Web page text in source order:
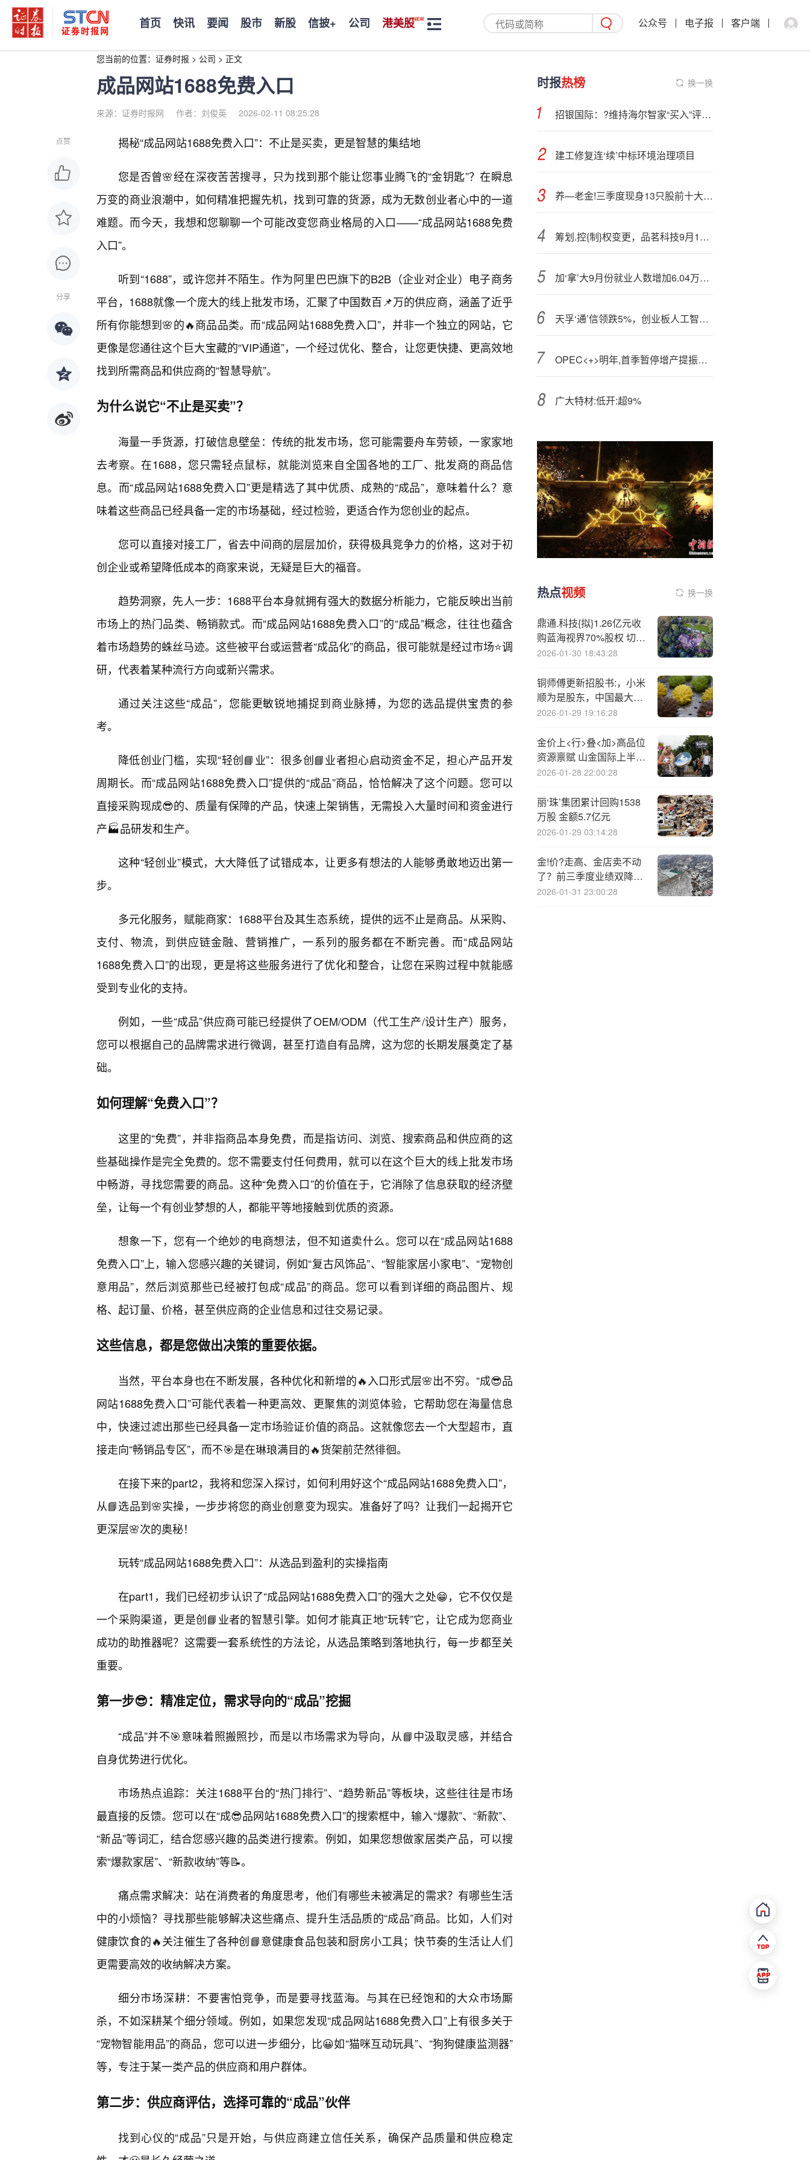
首页 快讯 要闻 股市 新股 信披+ 公司 港美股 公众号 电子报 客户端
您当前的位置： 证券时报 > 公司 > 正文
成品网站1688免费入口
来源：证券时报网 作者：刘俊英 2026-02-11 08:25:28
点赞
分享
揭秘“成品网站1688免费入口”：不止是买卖，更是智慧的集结地
您是否曾🌸经在深夜苦苦搜寻，只为找到那个能让您事业腾飞的“金钥匙”？在瞬息
万变的商业浪潮中，如何精准把握先机，找到可靠的货源，成为无数创业者心中的一道
难题。而今天，我想和您聊聊一个可能改变您商业格局的入口——“成品网站1688免费
入口”。
听到“1688”，或许您并不陌生。作为阿里巴巴旗下的B2B（企业对企业）电子商务
平台，1688就像一个庞大的线上批发市场，汇聚了中国数百📌万的供应商，涵盖了近乎
所有你能想到🌸的🔥商品品类。而“成品网站1688免费入口”，并非一个独立的网站，它
更像是您通往这个巨大宝藏的“VIP通道”，一个经过优化、整合，让您更快捷、更高效地
找到所需商品和供应商的“智慧导航”。
为什么说它“不止是买卖”？
海量一手货源，打破信息壁垒：传统的批发市场，您可能需要舟车劳顿，一家家地
去考察。在1688，您只需轻点鼠标，就能浏览来自全国各地的工厂、批发商的商品信
息。而“成品网站1688免费入口”更是精选了其中优质、成熟的“成品”，意味着什么？意
味着这些商品已经具备一定的市场基础，经过检验，更适合作为您创业的起点。
您可以直接对接工厂，省去中间商的层层加价，获得极具竞争力的价格，这对于初
创企业或希望降低成本的商家来说，无疑是巨大的福音。
趋势洞察，先人一步：1688平台本身就拥有强大的数据分析能力，它能反映出当前
市场上的热门品类、畅销款式。而“成品网站1688免费入口”的“成品”概念，往往也蕴含
着市场趋势的蛛丝马迹。这些被平台或运营者“成品化”的商品，很可能就是经过市场⭐调
研，代表着某种流行方向或新兴需求。
通过关注这些“成品”，您能更敏锐地捕捉到商业脉搏，为您的选品提供宝贵的参
考。
降低创业门槛，实现“轻创📘业”：很多创📘业者担心启动资金不足，担心产品开发
周期长。而“成品网站1688免费入口”提供的“成品”商品，恰恰解决了这个问题。您可以
直接采购现成😎的、质量有保障的产品，快速上架销售，无需投入大量时间和资金进行
产🏭品研发和生产。
这种“轻创业”模式，大大降低了试错成本，让更多有想法的人能够勇敢地迈出第一
步。
多元化服务，赋能商家：1688平台及其生态系统，提供的远不止是商品。从采购、
支付、物流，到供应链金融、营销推广，一系列的服务都在不断完善。而“成品网站
1688免费入口”的出现，更是将这些服务进行了优化和整合，让您在采购过程中就能感
受到专业化的支持。
例如，一些“成品”供应商可能已经提供了OEM/ODM（代工生产/设计生产）服务，
您可以根据自己的品牌需求进行微调，甚至打造自有品牌，这为您的长期发展奠定了基
础。
如何理解“免费入口”？
这里的“免费”，并非指商品本身免费，而是指访问、浏览、搜索商品和供应商的这
些基础操作是完全免费的。您不需要支付任何费用，就可以在这个巨大的线上批发市场
中畅游，寻找您需要的商品。这种“免费入口”的价值在于，它消除了信息获取的经济壁
垒，让每一个有创业梦想的人，都能平等地接触到优质的资源。
想象一下，您有一个绝妙的电商想法，但不知道卖什么。您可以在“成品网站1688
免费入口”上，输入您感兴趣的关键词，例如“复古风饰品”、“智能家居小家电”、“宠物创
意用品”，然后浏览那些已经被打包成“成品”的商品。您可以看到详细的商品图片、规
格、起订量、价格，甚至供应商的企业信息和过往交易记录。
这些信息，都是您做出决策的重要依据。
当然，平台本身也在不断发展，各种优化和新增的🔥入口形式层🌸出不穷。“成😎品
网站1688免费入口”可能代表着一种更高效、更聚焦的浏览体验，它帮助您在海量信息
中，快速过滤出那些已经具备一定市场验证价值的商品。这就像您去一个大型超市，直
接走向“畅销品专区”，而不🎯是在琳琅满目的🔥货架前茫然徘徊。
在接下来的part2，我将和您深入探讨，如何利用好这个“成品网站1688免费入口”，
从📘选品到🌸实操，一步步将您的商业创意变为现实。准备好了吗？让我们一起揭开它
更深层🌸次的奥秘！
玩转“成品网站1688免费入口”：从选品到盈利的实操指南
在part1，我们已经初步认识了“成品网站1688免费入口”的强大之处😁，它不仅仅是
一个采购渠道，更是创📘业者的智慧引擎。如何才能真正地“玩转”它，让它成为您商业
成功的助推器呢？这需要一套系统性的方法论，从选品策略到落地执行，每一步都至关
重要。
第一步😎：精准定位，需求导向的“成品”挖掘
“成品”并不🎯意味着照搬照抄，而是以市场需求为导向，从📘中汲取灵感，并结合
自身优势进行优化。
市场热点追踪：关注1688平台的“热门排行”、“趋势新品”等板块，这些往往是市场
最直接的反馈。您可以在“成😎品网站1688免费入口”的搜索框中，输入“爆款”、“新款”、
“新品”等词汇，结合您感兴趣的品类进行搜索。例如，如果您想做家居类产品，可以搜
索“爆款家居”、“新款收纳”等📝。
痛点需求解决：站在消费者的角度思考，他们有哪些未被满足的需求？有哪些生活
中的小烦恼？寻找那些能够解决这些痛点、提升生活品质的“成品”商品。比如，人们对
健康饮食的🔥关注催生了各种创📘意健康食品包装和厨房小工具；快节奏的生活让人们
更需要高效的收纳解决方案。
细分市场深耕：不要害怕竞争，而是要寻找蓝海。与其在已经饱和的大众市场厮
杀，不如深耕某个细分领域。例如，如果您发现“成品网站1688免费入口”上有很多关于
“宠物智能用品”的商品，您可以进一步细分，比😀如“猫咪互动玩具”、“狗狗健康监测器”
等，专注于某一类产品的供应商和用户群体。
第二步：供应商评估，选择可靠的“成品”伙伴
找到心仪的“成品”只是开始，与供应商建立信任关系，确保产品质量和供应稳定
时报热榜 换一换
招银国际：?维持海尔智家“买入”评级 第三季业绩胜预期
建工修复连‘续’中标环境治理项目
养—老金!三季度现身13只股前十大流通股东榜
筹划.控{制}权变更，品茗科技9月18日起停牌
加‘拿’大9月份就业人数增加6.04万人 预估为增加0.5万人
天孚‘通’信领跌5%，创业板人工智能ETF暴涨后回调蓄势，机构：算力景气优势再次显现，下半年有望继续跑赢
OPEC<+>明年,首季暂停增产提振油市 三桶油走高 中海油(00883)涨4.3%
广大特材:低开:超9%
热点视频 换一换
鼎通.科技{拟}1.26亿元收
购蓝海视界70%股权 切入
机器视觉检测领域
2026-01-30 18:43:28
铜师傅更新招股书:，小米
顺为是股东，中国最大铜
质文创工艺产品品牌
2026-01-29 19:16:28
金价上<行>叠<加>高品位
资源禀赋 山金国际上半年
营收、净利齐创同期历史
2026-01-28 22:00:28
丽‘珠’集团累计回购1538
万股 金额5.7亿元
2026-01-29 03:14:28
金!价?走高、金店卖不动
了？前三季度业绩双降、
第三季度净利润降40% 渠
2026-01-31 23:00:28